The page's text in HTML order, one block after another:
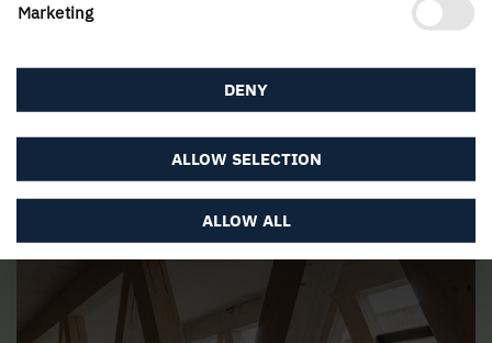
Marketing
ALLOW ALL
ALLOW SELECTION
DENY